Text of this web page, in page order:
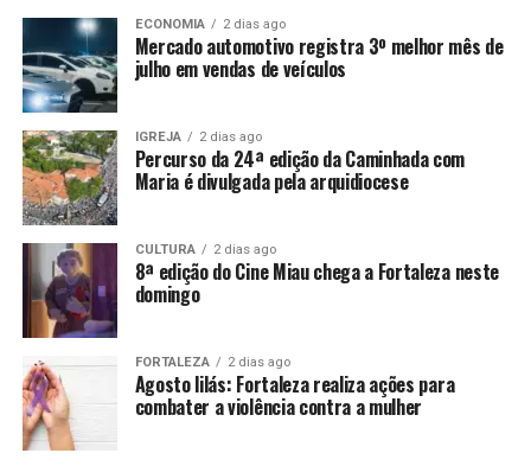
ECONOMIA 2 dias ago
Mercado automotivo registra 3º melhor mês de
julho em vendas de veículos
IGREJA 2 dias ago
Percurso da 24ª edição da Caminhada com
Maria é divulgada pela arquidiocese
CULTURA 2 dias ago
8ª edição do Cine Miau chega a Fortaleza neste
domingo
FORTALEZA 2 dias ago
Agosto lilás: Fortaleza realiza ações para
combater a violência contra a mulher